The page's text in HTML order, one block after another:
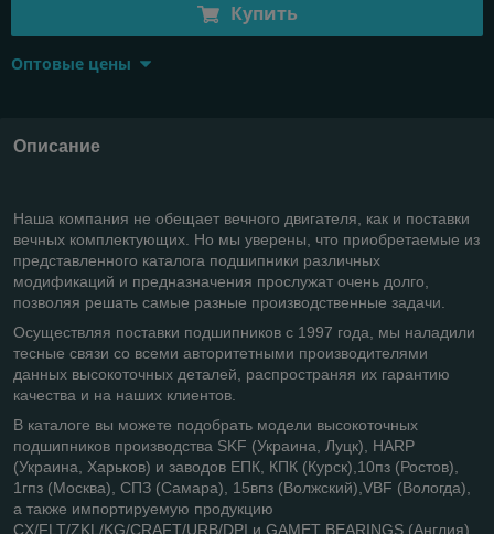
Купить
Оптовые цены
Описание
Наша компания не обещает вечного двигателя, как и поставки
вечных комплектующих. Но мы уверены, что приобретаемые из
представленного каталога подшипники различных
модификаций и предназначения прослужат очень долго,
позволяя решать самые разные производственные задачи.
Осуществляя поставки подшипников с 1997 года, мы наладили
тесные связи со всеми авторитетными производителями
данных высокоточных деталей, распространяя их гарантию
качества и на наших клиентов.
В каталоге вы можете подобрать модели высокоточных
подшипников производства SKF (Украина, Луцк), HARP
(Украина, Харьков) и заводов ЕПК, КПК (Курск),10пз (Ростов),
1гпз (Москва), СПЗ (Самара), 15впз (Волжский),VBF (Вологда),
а также импортируемую продукцию
CX/FLT/ZKL/KG/CRAFT/URB/DPI и GAMET BEARINGS (Англия).